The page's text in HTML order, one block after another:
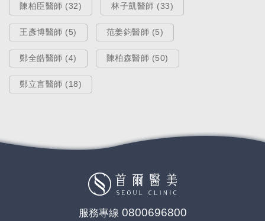
陳柏臣醫師 (32) 林子凱醫師 (33)
王彥博醫師 (5) 范姜鈞醫師 (5)
鄭全皓醫師 (4) 陳柏森醫師 (50)
鄭立言醫師 (18)
服務專線 0800696800